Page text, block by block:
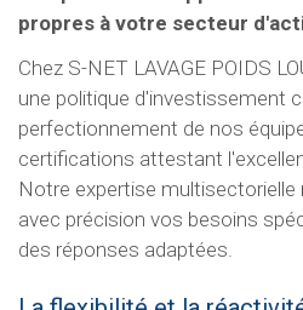
propres à votre secteur
Chez S-NET LAVAGE POIDS
une politique d'investissement
perfectionnement de nos
certifications attestant
Notre expertise
avec précision vos besoins
des réponses adaptées.